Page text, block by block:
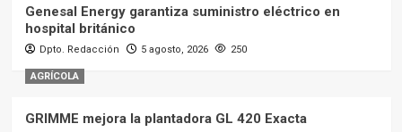
Genesal Energy garantiza suministro eléctrico en
hospital británico
Dpto. Redacción 5 agosto, 2026 250
AGRÍCOLA
GRIMME mejora la plantadora GL 420 Exacta